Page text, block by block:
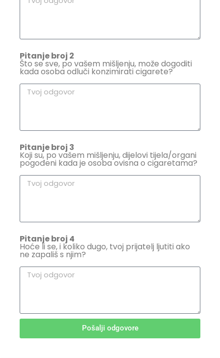
Pitanje broj 2
Što se sve, po vašem mišljenju, može dogoditi
kada osoba odluči konzimirati cigarete?
Pitanje broj 3
Koji su, po vašem mišljenju, dijelovi tijela/organi
pogođeni kada je osoba ovisna o cigaretama?
Pitanje broj 4
Hoće li se, i koliko dugo, tvoj prijatelj ljutiti ako
ne zapališ s njim?
Pošalji odgovore